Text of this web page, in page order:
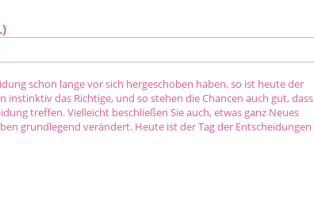
schon lange vor sich hergeschoben haben, so ist heute der
instinktiv das Richtige, und so stehen die Chancen auch gut, dass
treffen. Vielleicht beschließen Sie auch, etwas ganz Neues
grundlegend verändert. Heute ist der Tag der Entscheidungen